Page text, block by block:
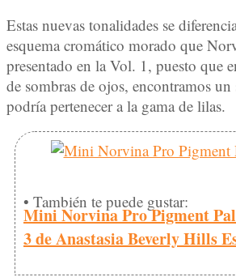
Estas nuevas tonalidades se
esquema cromático morado que
presentado en la Vol. 1, puesto que
de sombras de ojos, encontramos
podría pertenecer a la gama de lilas.
• También te puede gustar:
Mini Norvina Pro Pigment
3 de Anastasia Beverly Hills